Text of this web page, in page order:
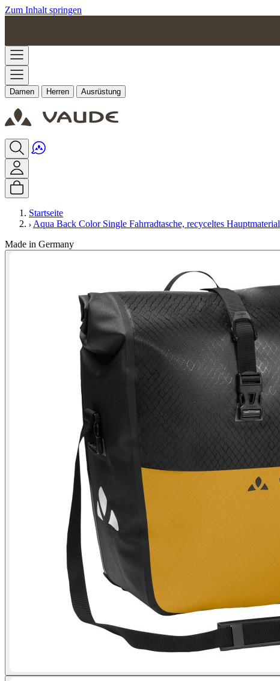
Zum Inhalt springen
Damen Herren Ausrüstung
Startseite
Aqua Back Color Single Fahrradtasche, recyceltes Hauptmaterial
Made in Germany